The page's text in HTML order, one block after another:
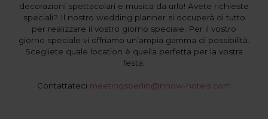
decorazioni spettacolari e musica da urlo! Avete richieste
speciali? Il nostro wedding planner si occuperà di tutto
per realizzare il vostro giorno speciale. Per il vostro
giorno speciale vi offriamo un’ampia gamma di possibilità.
Scegliete quale location è quella perfetta per la vostra
festa.
Contattateci meetingsberlin@nhow-hotels.com